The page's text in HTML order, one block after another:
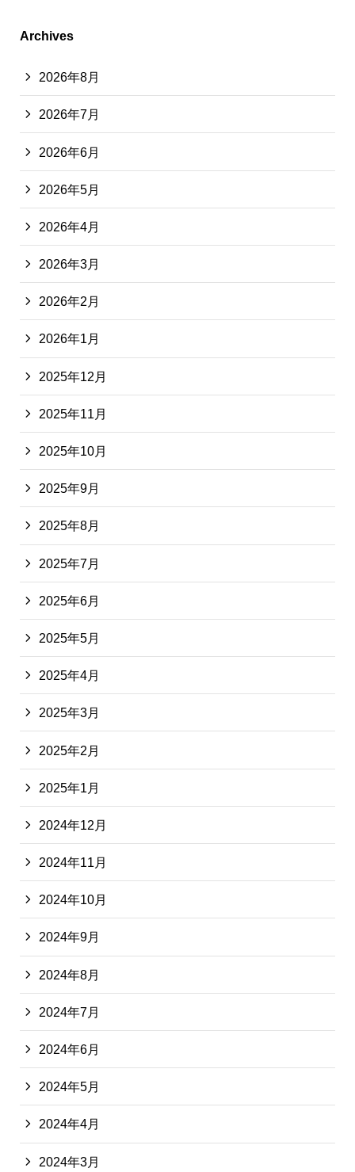
Archives
2026年8月
2026年7月
2026年6月
2026年5月
2026年4月
2026年3月
2026年2月
2026年1月
2025年12月
2025年11月
2025年10月
2025年9月
2025年8月
2025年7月
2025年6月
2025年5月
2025年4月
2025年3月
2025年2月
2025年1月
2024年12月
2024年11月
2024年10月
2024年9月
2024年8月
2024年7月
2024年6月
2024年5月
2024年4月
2024年3月